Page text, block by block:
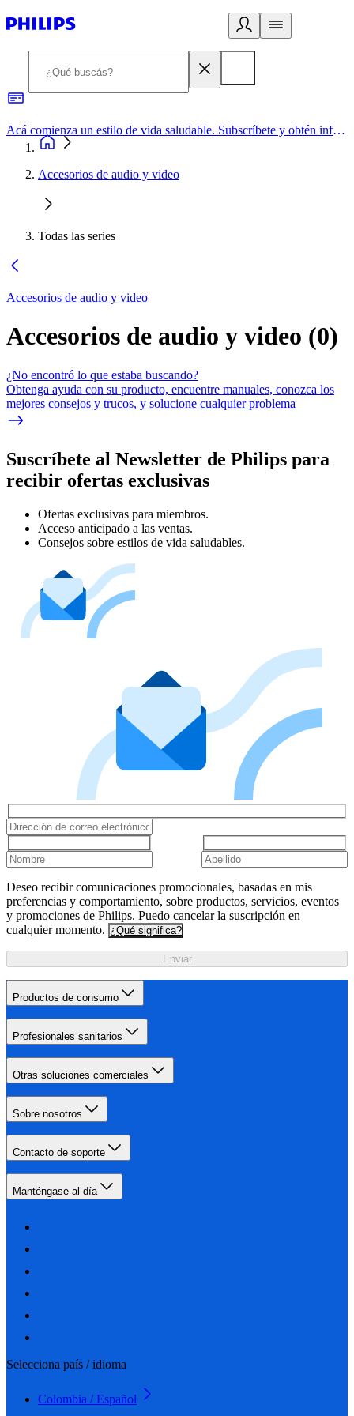
Acá comienza un estilo de vida saludable. Subscríbete y obtén información de primera mano
Accesorios de audio y video
Todas las series
Accesorios de audio y video
Accesorios de audio y video (0)
¿No encontró lo que estaba buscando?
Obtenga ayuda con su producto, encuentre manuales, conozca los
mejores consejos y trucos, y solucione cualquier problema
Suscríbete al Newsletter de Philips para
recibir ofertas exclusivas
Ofertas exclusivas para miembros.
Acceso anticipado a las ventas.
Consejos sobre estilos de vida saludables.
Deseo recibir comunicaciones promocionales, basadas en mis
preferencias y comportamiento, sobre productos, servicios, eventos
y promociones de Philips. Puedo cancelar la suscripción en
cualquier momento. ¿Qué significa?
Enviar
Productos de consumo
Profesionales sanitarios
Otras soluciones comerciales
Sobre nosotros
Contacto de soporte
Manténgase al día
Selecciona país / idioma
Colombia / Español